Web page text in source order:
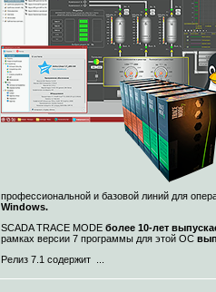
профессиональной и базовой линий для
Windows.
SCADA TRACE MODE более 10-лет
рамках версии 7 программы для этой ОС
Релиз 7.1 содержит ...